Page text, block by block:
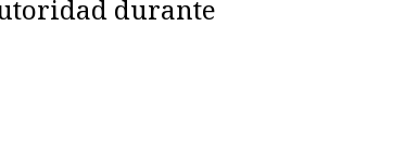
durante